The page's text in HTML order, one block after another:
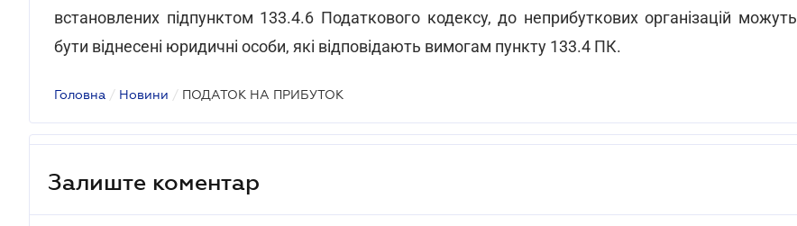
встановлених підпунктом 133.4.6 Податкового кодексу, до неприбуткових організацій можуть
бути віднесені юридичні особи, які відповідають вимогам пункту 133.4 ПК.
Головна / Новини / ПОДАТОК НА ПРИБУТОК
Залиште коментар